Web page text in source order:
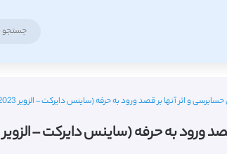
و اثر آنها بر قصد ورود به حرفه (ساینس دایرکت – الزویر 2023)
به حرفه (ساینس دایرکت – الزویر 2023)